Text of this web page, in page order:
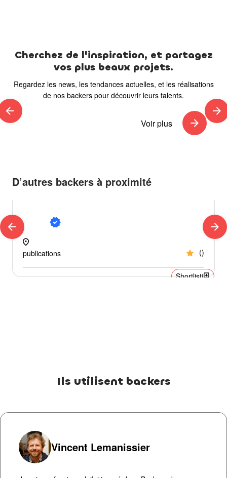
Cherchez de l'inspiration, et partagez
vos plus beaux projets.
Regardez les news, les tendances actuelles, et les réalisations
de nos backers pour découvrir leurs talents.
arrow_back arrow_forward
Voir plus arrow_forward
D’autres backers à proximitéUrgences / pannes
verified
location_on
publications star ()
Shortlistlibrary_add
arrow_back arrow_forward
Ils utilisent backers
Vincent Lemanissier